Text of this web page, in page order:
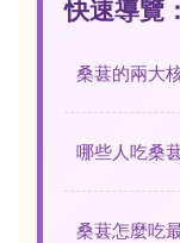
快速導覽
桑葚的兩大
哪些人吃桑
桑葚怎麼吃